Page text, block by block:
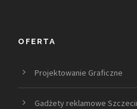
OFERTA
Projektowanie Graficzne
Gadżety reklamowe